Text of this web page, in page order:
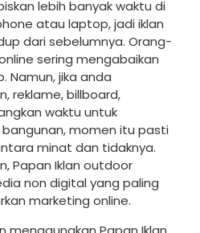
lebih banyak waktu di
atau laptop, jadi iklan
dari sebelumnya. Orang-
sering mengabaikan
Namun, jika anda
reklame, billboard,
waktu untuk
momen itu pasti
minat dan tidaknya.
Papan Iklan outdoor
non digital yang paling
marketing online.